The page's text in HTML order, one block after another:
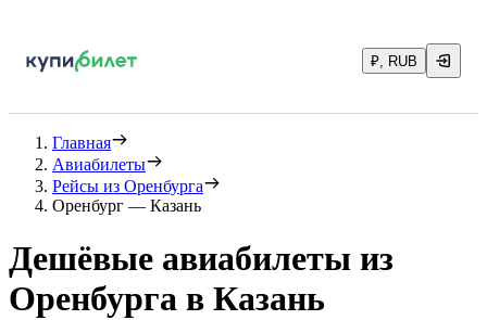
₽, RUB
Главная
Авиабилеты
Рейсы из Оренбурга
Оренбург — Казань
Дешёвые авиабилеты из
Оренбурга в Казань